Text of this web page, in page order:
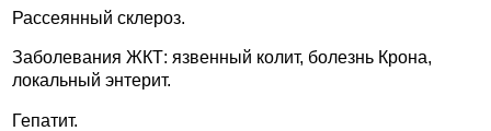
Рассеянный склероз.
Заболевания ЖКТ: язвенный колит, болезнь Крона,
локальный энтерит.
Гепатит.